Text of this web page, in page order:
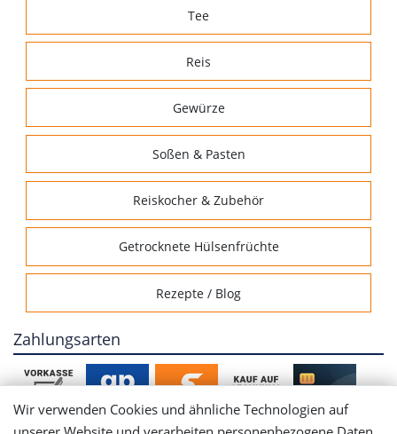
Tee
Reis
Gewürze
Soßen & Pasten
Reiskocher & Zubehör
Getrocknete Hülsenfrüchte
Rezepte / Blog
Zahlungsarten
Wir verwenden Cookies und ähnliche Technologien auf